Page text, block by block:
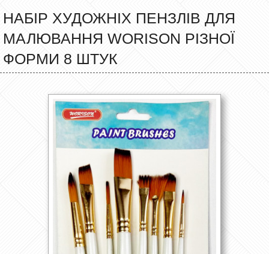
НАБІР ХУДОЖНІХ ПЕНЗЛІВ ДЛЯ
МАЛЮВАННЯ WORISON РІЗНОЇ
ФОРМИ 8 ШТУК